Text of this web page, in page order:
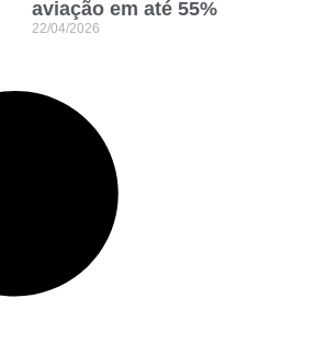
aviação em até 55%
22/04/2026